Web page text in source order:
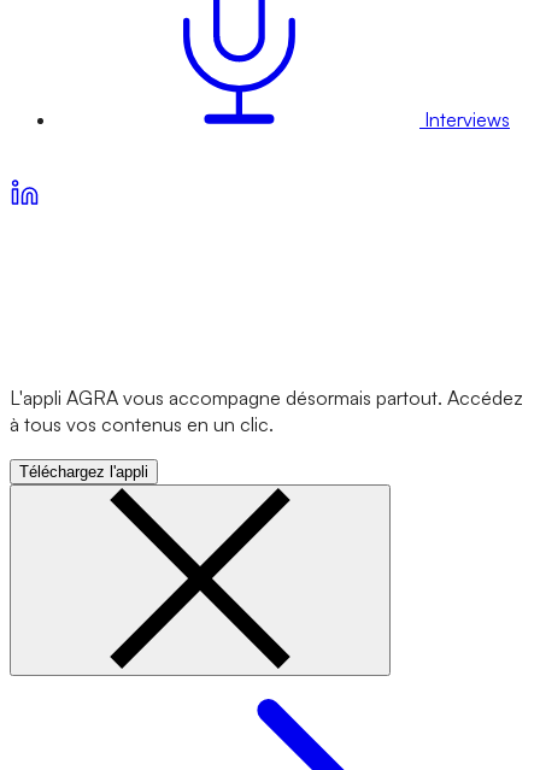
Interviews
L'appli AGRA vous accompagne désormais partout. Accédez
à tous vos contenus en un clic.
Téléchargez l'appli